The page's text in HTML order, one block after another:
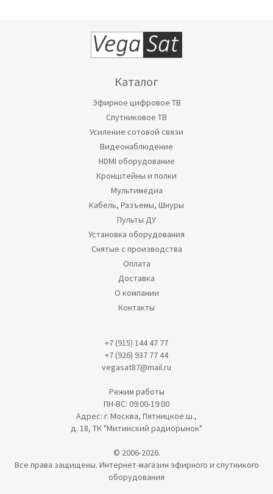
Каталог
Эфирное цифровое ТВ
Спутниковое ТВ
Усиление сотовой связи
Видеонаблюдение
HDMI оборудование
Кронштейны и полки
Мультимедиа
Кабель, Разъемы, Шнуры
Пульты ДУ
Установка оборудования
Снятые с производства
Оплата
Доставка
О компании
Контакты
+7 (915) 144 47 77
+7 (926) 937 77 44
vegasat87@mail.ru
Режим работы
ПН-ВС: 09:00-19:00
Адрес: г. Москва, Пятницкое ш.,
д. 18, ТК "Митинский радиорынок"
© 2006-2026.
Все права защищены. Интернет-магазин эфирного и спутникого
оборудования